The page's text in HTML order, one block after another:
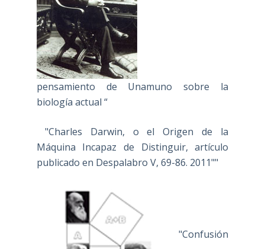
pensamiento de Unamuno sobre la
biología actual “
"Charles Darwin, o el Origen de la
Máquina Incapaz de Distinguir, artículo
publicado en Despalabro V, 69-86. 2011""
"Confusión